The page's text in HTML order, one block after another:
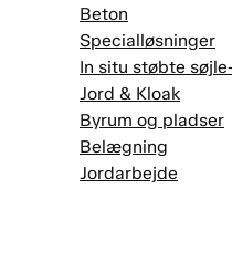
Beton
Specialløsninger
In situ støbte
Jord & Kloak
Byrum og pladser
Belægning
Jordarbejde